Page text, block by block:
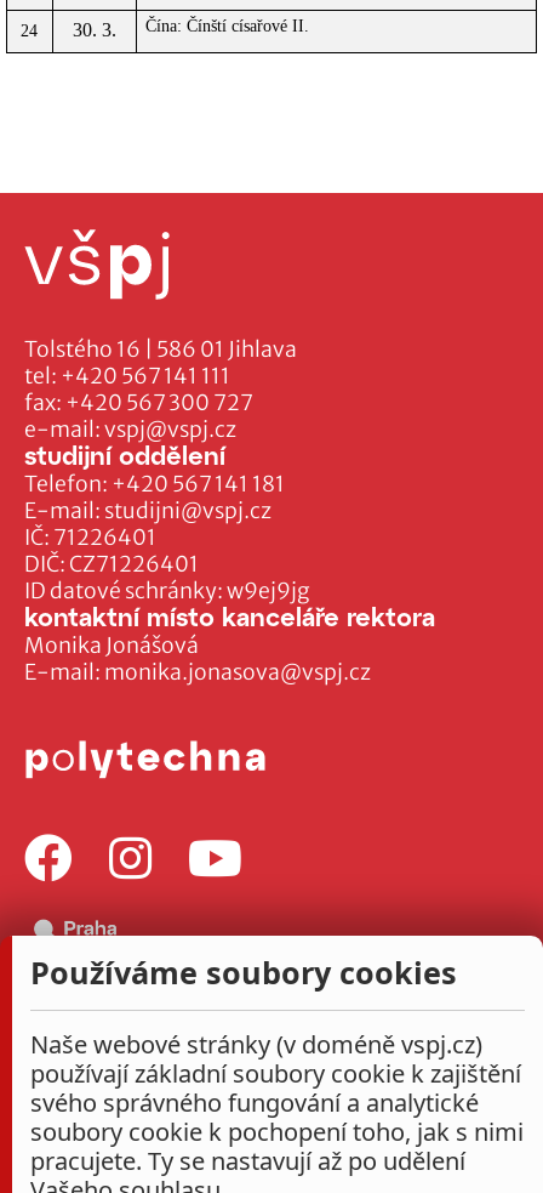
24 30. 3. Čína: Čínští císařové II.
Tolstého 16 | 586 01 Jihlava
tel: +420 567 141 111
fax: +420 567 300 727
e-mail:vspj@vspj.cz
IČ: 71226401
DIČ: CZ71226401
ID datové schránky: w9ej9jg
studijní oddělení
Telefon: +420 567 141 181
E-mail: studijni@vspj.cz
kontaktní místo kanceláře rektora
Monika Jonášová
E-mail: monika.jonasova@vspj.cz
Používáme soubory cookies
Naše webové stránky (v doméně vspj.cz)
používají základní soubory cookie k zajištění
svého správného fungování a analytické
soubory cookie k pochopení toho, jak s nimi
pracujete. Ty se nastavují až po udělení